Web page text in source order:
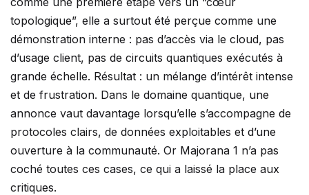
topologique”, elle a surtout été perçue comme une
démonstration interne : pas d’accès via le cloud, pas
d’usage client, pas de circuits quantiques exécutés à
grande échelle. Résultat : un mélange d’intérêt intense
et de frustration. Dans le domaine quantique, une
annonce vaut davantage lorsqu’elle s’accompagne de
protocoles clairs, de données exploitables et d’une
ouverture à la communauté. Or Majorana 1 n’a pas
coché toutes ces cases, ce qui a laissé la place aux
critiques.